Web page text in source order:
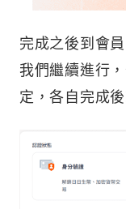
完成之後到會
我們繼續進行
定，各自完成